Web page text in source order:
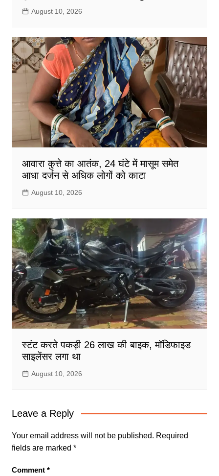
August 10, 2026
आवारा कुत्ते का आतंक, 24 घंटे में मासूम समेत
आधा दर्जन से अधिक लोगों को काटा
August 10, 2026
स्टंट करते पकड़ी 26 लाख की बाइक, मॉडिफाइड
साइलेंसर लगा था
August 10, 2026
Leave a Reply
Your email address will not be published. Required
fields are marked *
Comment *